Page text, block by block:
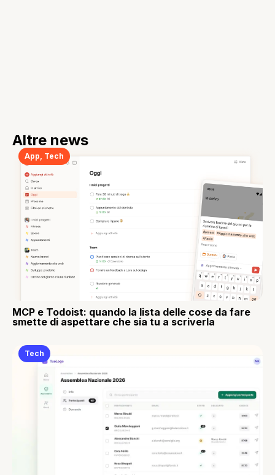
Altre news
App Tech
MCP e Todoist: quando la lista delle cose da fare
smette di aspettare che sia tu a scriverla
Tech